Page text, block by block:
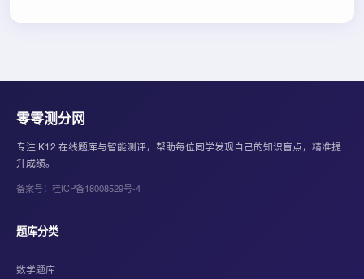
零零测分网
专注 K12 在线题库与智能测评，帮助每位同学发现自己的知识盲点，精准提
升成绩。
备案号：桂ICP备18008529号-4
题库分类
数学题库